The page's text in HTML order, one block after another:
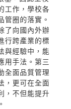
工作，學校各
管圈的落實。
了向國內外辦
行跨產業的標
與經驗中，能
用手法。第三
全面品質管理
，更可在全面
，不但能提升